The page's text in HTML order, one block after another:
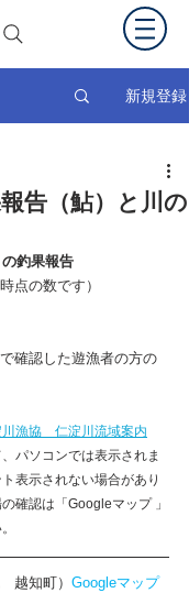
新規登録
告（鮎）と川の
釣果報告
点の数です）
確認した遊漁者の方の
漁協　仁淀川流域案内
パソコンでは表示されま
表示されない場合があり
確認は「Googleマップ 」
越知町） Googleマップ